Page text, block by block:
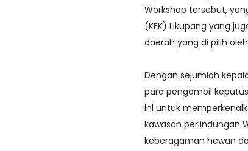
Workshop tersebut,
(KEK) Likupang yang
daerah yang di pilih
Dengan sejumlah
para pengambil
ini untuk
kawasan perlindungan
keberagaman hewan